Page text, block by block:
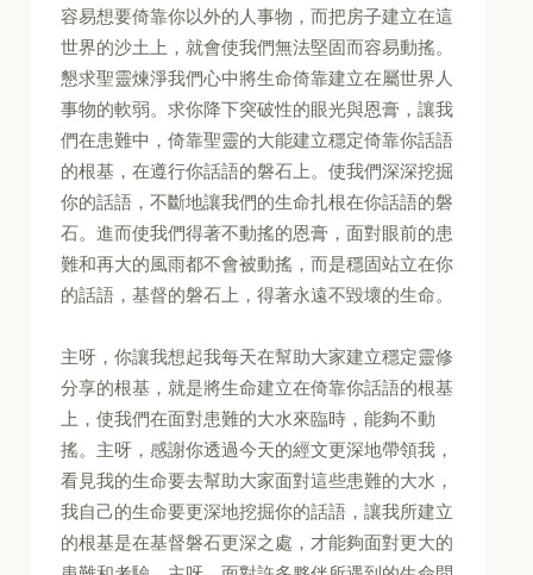
容易想要倚靠你以外的人事物，而把房子建立在這
世界的沙土上，就會使我們無法堅固而容易動搖。
懇求聖靈煉淨我們心中將生命倚靠建立在屬世界人
事物的軟弱。求你降下突破性的眼光與恩膏，讓我
們在患難中，倚靠聖靈的大能建立穩定倚靠你話語
的根基，在遵行你話語的磐石上。使我們深深挖掘
你的話語，不斷地讓我們的生命扎根在你話語的磐
石。進而使我們得著不動搖的恩膏，面對眼前的患
難和再大的風雨都不會被動搖，而是穩固站立在你
的話語，基督的磐石上，得著永遠不毀壞的生命。
主呀，你讓我想起我每天在幫助大家建立穩定靈修
分享的根基，就是將生命建立在倚靠你話語的根基
上，使我們在面對患難的大水來臨時，能夠不動
搖。主呀，感謝你透過今天的經文更深地帶領我，
看見我的生命要去幫助大家面對這些患難的大水，
我自己的生命要更深地挖掘你的話語，讓我所建立
的根基是在基督磐石更深之處，才能夠面對更大的